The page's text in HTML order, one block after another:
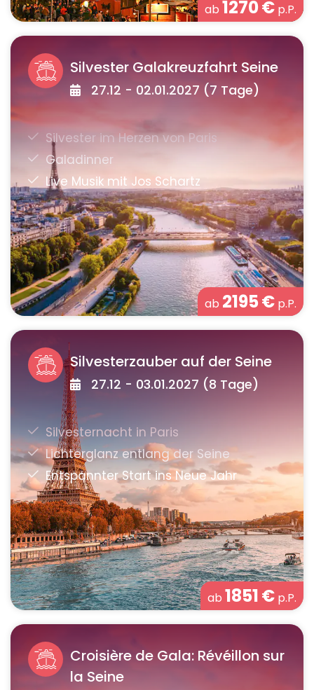
ab 1270€ p.P.
Silvester Galakreuzfahrt Seine
27.12 - 02.01.2027 (7 Tage)
ab 2195€ p.P.
Silvesterzauber auf der Seine
27.12 - 03.01.2027 (8 Tage)
ab 1851€ p.P.
Croisière de Gala: Révéillon sur
la Seine